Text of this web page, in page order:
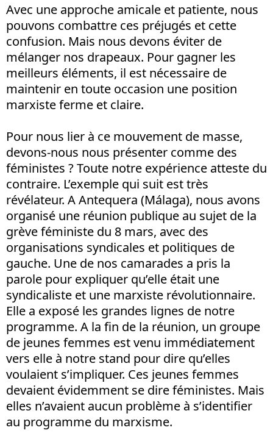
Avec une approche amicale et patiente, nous
pouvons combattre ces préjugés et cette
confusion. Mais nous devons éviter de
mélanger nos drapeaux. Pour gagner les
meilleurs éléments, il est nécessaire de
maintenir en toute occasion une position
marxiste ferme et claire.
Pour nous lier à ce mouvement de masse,
devons-nous nous présenter comme des
féministes ? Toute notre expérience atteste du
contraire. L’exemple qui suit est très
révélateur. A Antequera (Málaga), nous avons
organisé une réunion publique au sujet de la
grève féministe du 8 mars, avec des
organisations syndicales et politiques de
gauche. Une de nos camarades a pris la
parole pour expliquer qu’elle était une
syndicaliste et une marxiste révolutionnaire.
Elle a exposé les grandes lignes de notre
programme. A la fin de la réunion, un groupe
de jeunes femmes est venu immédiatement
vers elle à notre stand pour dire qu’elles
voulaient s’impliquer. Ces jeunes femmes
devaient évidemment se dire féministes. Mais
elles n’avaient aucun problème à s’identifier
au programme du marxisme.